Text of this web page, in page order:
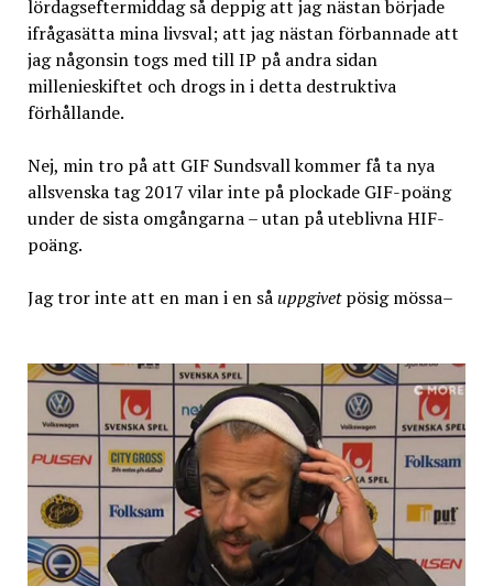
lördagseftermiddag så deppig att jag nästan började
ifrågasätta mina livsval; att jag nästan förbannade att
jag någonsin togs med till IP på andra sidan
millenieskiftet och drogs in i detta destruktiva
förhållande.
Nej, min tro på att GIF Sundsvall kommer få ta nya
allsvenska tag 2017 vilar inte på plockade GIF-poäng
under de sista omgångarna – utan på uteblivna HIF-
poäng.
Jag tror inte att en man i en såuppgivetpösig mössa–